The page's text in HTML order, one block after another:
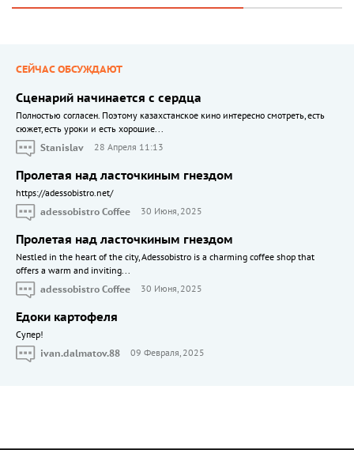
СЕЙЧАС ОБСУЖДАЮТ
Сценарий начинается с сердца
Полностью согласен. Поэтому казахстанское кино интересно смотреть, есть
сюжет, есть уроки и есть хорошие...
Stanislav
28 Апреля 11:13
Пролетая над ласточкиным гнездом
https://adessobistro.net/
adessobistro Coffee
30 Июня, 2025
Пролетая над ласточкиным гнездом
Nestled in the heart of the city, Adessobistro is a charming coffee shop that
offers a warm and inviting...
adessobistro Coffee
30 Июня, 2025
Едоки картофеля
Cупер!
ivan.dalmatov.88
09 Февраля, 2025